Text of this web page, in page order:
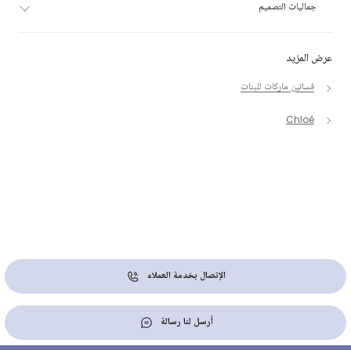
عرض المزيد
فساتين ماركات للبنات
Chloé
جماليات التصميم
الإتصال بخدمة العملاء
أرسل لنا رسالة